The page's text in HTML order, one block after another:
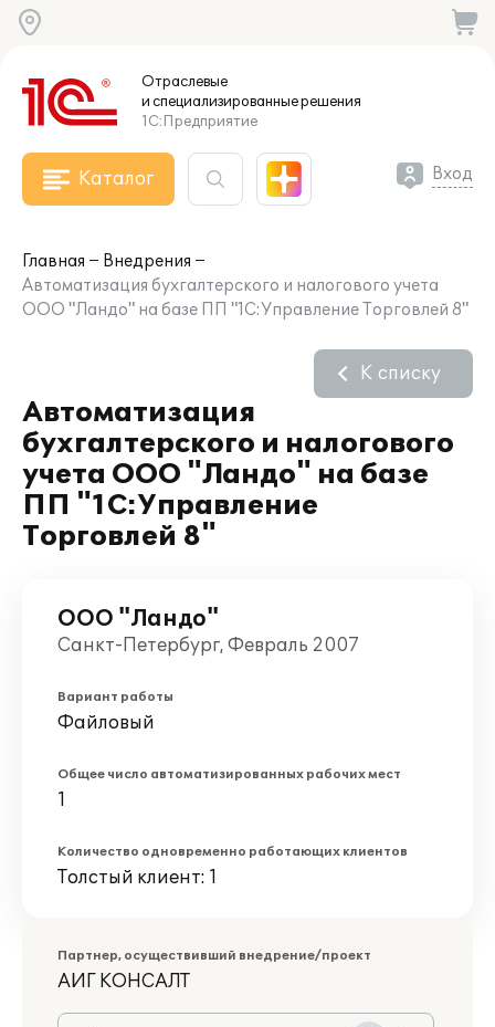
Отраслевые
и специализированныерешения
1С:Предприятие
Каталог Вход
Главная
Внедрения
Автоматизация бухгалтерского и налогового учета
ООО "Ландо" на базе ПП "1С:Управление Торговлей 8"
Автоматизация
бухгалтерского и налогового
учета ООО "Ландо" на базе
ПП "1С:Управление
Торговлей 8"
К списку
ООО "Ландо"
Санкт-Петербург, Февраль 2007
Вариант работы
Файловый
Общее число автоматизированных рабочих мест
1
Количество одновременно работающих клиентов
Толстый клиент: 1
Партнер, осуществивший внедрение/проект
АИГ КОНСАЛТ